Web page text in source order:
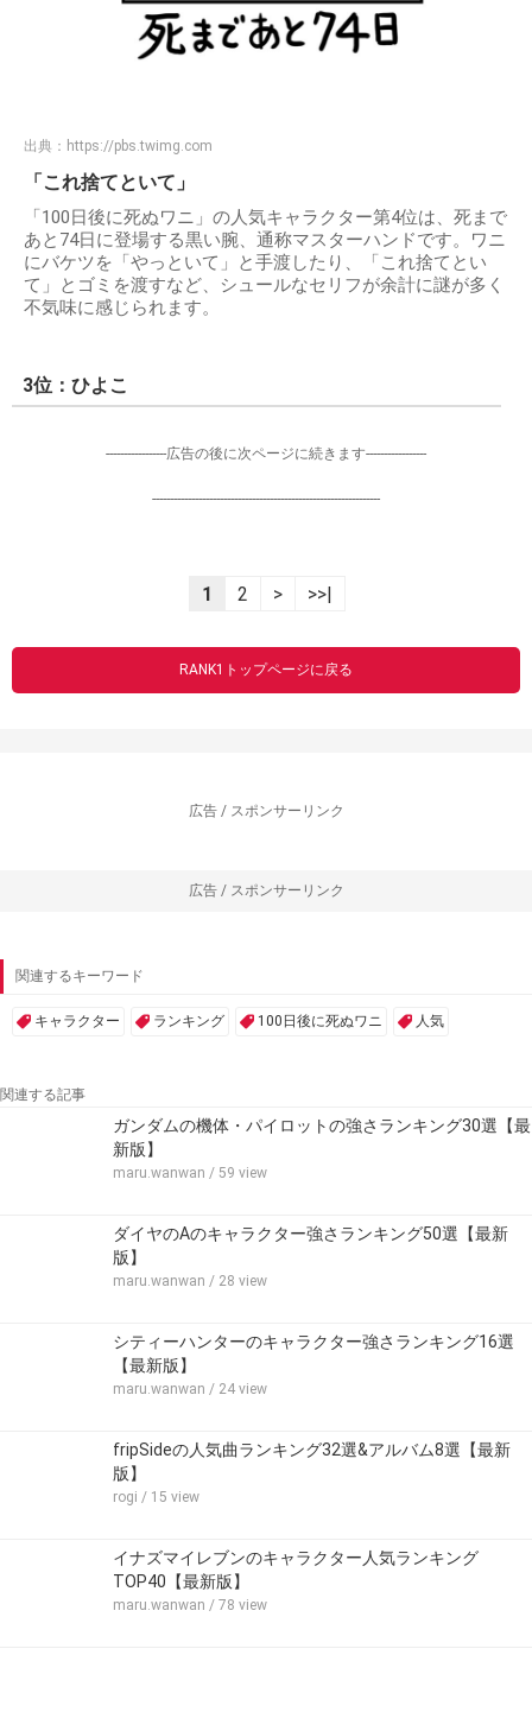
出典： https://pbs.twimg.com
「これ捨てといて」
「100日後に死ぬワニ」の人気キャラクター第4位は、死まで
あと74日に登場する黒い腕、通称マスターハンドです。ワニ
にバケツを「やっといて」と手渡したり、「これ捨てとい
て」とゴミを渡すなど、シュールなセリフが余計に謎が多く
不気味に感じられます。
3位：ひよこ
-----------------広告の後に次ページに続きます-----------------
----------------------------------------------------------------
1 2 > >>|
RANK1トップページに戻る
広告 / スポンサーリンク
広告 / スポンサーリンク
関連するキーワード
キャラクター ランキング 100日後に死ぬワニ 人気
関連する記事
ガンダムの機体・パイロットの強さランキング30選【最
新版】
maru.wanwan / 59 view
ダイヤのAのキャラクター強さランキング50選【最新
版】
maru.wanwan / 28 view
シティーハンターのキャラクター強さランキング16選
【最新版】
maru.wanwan / 24 view
fripSideの人気曲ランキング32選&アルバム8選【最新
版】
rogi / 15 view
イナズマイレブンのキャラクター人気ランキング
TOP40【最新版】
maru.wanwan / 78 view